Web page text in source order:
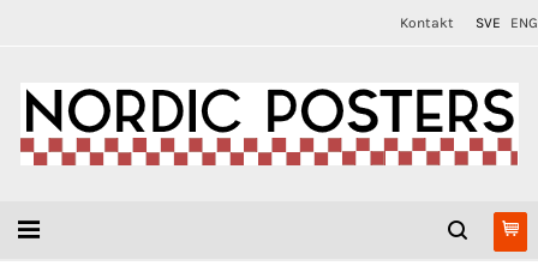
Kontakt SVE ENG